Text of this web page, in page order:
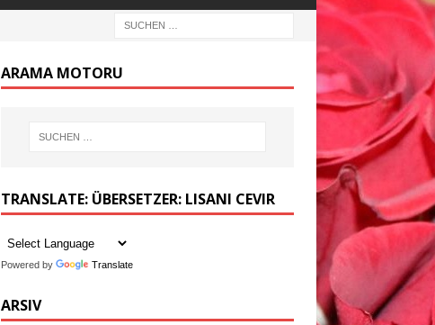
ARAMA MOTORU
TRANSLATE: ÜBERSETZER: LISANI CEVIR
Powered by Translate
ARSIV